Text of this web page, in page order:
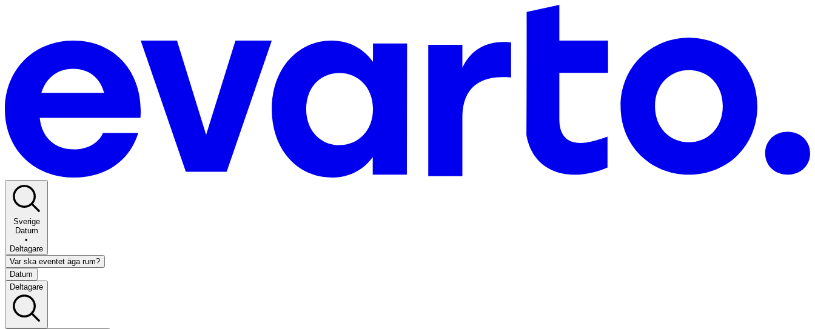
Sverige
Datum
•
Deltagare
Var ska eventet äga rum?
Datum
Deltagare